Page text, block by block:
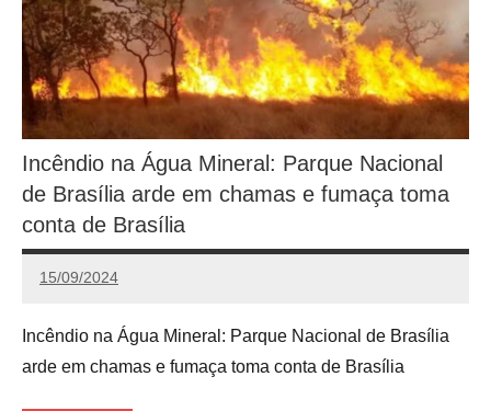
Incêndio na Água Mineral: Parque Nacional
de Brasília arde em chamas e fumaça toma
conta de Brasília
15/09/2024
Calango
Incêndio na Água Mineral: Parque Nacional de Brasília
arde em chamas e fumaça toma conta de Brasília